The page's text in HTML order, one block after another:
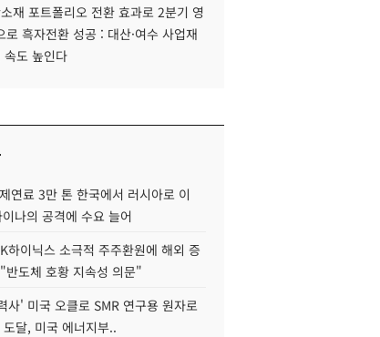
재 포트폴리오 전환 효과로 2분기 영
흑자전환 성공 : 대산·여수 사업재
속도 높인다
연료 3만 톤 한국에서 러시아로 이
나의 공격에 수요 늘어
하이닉스 소극적 주주환원에 해외 증
반도체 호황 지속성 의문"
사' 미국 오클로 SMR 연구용 원자로
달, 미국 에너지부..